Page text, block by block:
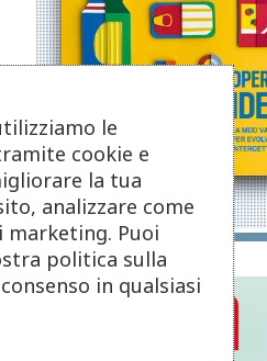
le
cookie e
la tua
analizzare come
Puoi
politica sulla
in qualsiasi